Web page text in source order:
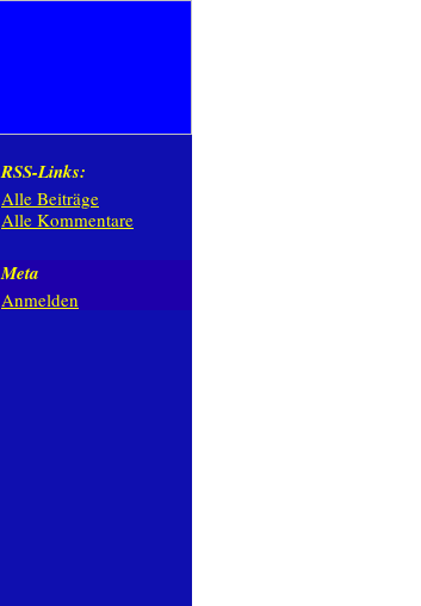
RSS-Links:
Alle Beiträge
Alle Kommentare
Meta
Anmelden